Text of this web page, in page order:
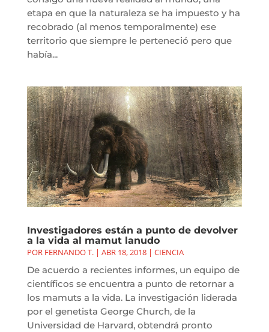
etapa en que la naturaleza se ha impuesto y ha
recobrado (al menos temporalmente) ese
territorio que siempre le perteneció pero que
había...
Investigadores están a punto de devolver
a la vida al mamut lanudo
POR FERNANDO T.| ABR 18, 2018| CIENCIA
De acuerdo a recientes informes, un equipo de
científicos se encuentra a punto de retornar a
los mamuts a la vida. La investigación liderada
por el genetista George Church, de la
Universidad de Harvard, obtendrá pronto